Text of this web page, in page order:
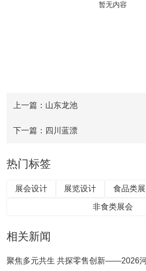
暂无内容
上一篇：山东龙池
下一篇：四川蓝漂
热门标签
展会设计 展览设计 食品类
非食类展会
相关新闻